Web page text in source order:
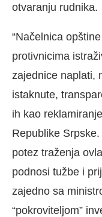
otvaranju rudnika.
“Načelnica
protivnicima
zajednice naplati,
istaknute,
ih kao
Republike
potez traženja
podnosi tužbe i
zajedno sa
“pokroviteljom”